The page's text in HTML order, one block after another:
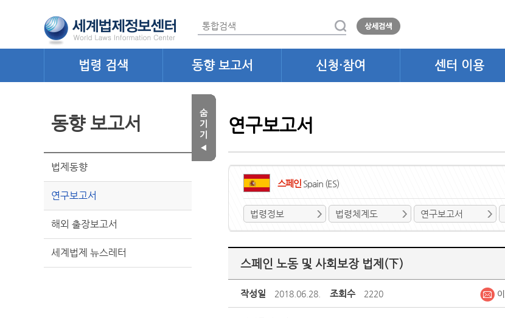
법령 검색 동향 보고서 신청·참여 센터 이용
동향 보고서
법제동향
연구보고서
해외 출장보고서
세계법제 뉴스레터
연구보고서
스페인 Spain (ES)
법령정보 법령체계도 연구보고서
스페인 노동 및 사회보장 법제(下)
작성일 2018.06.28. 조회수 2220